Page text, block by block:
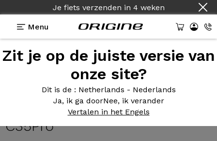
Je fiets verzenden in 4 weken
Menu
Zit je op de juiste versie van
onze site?
Dit is de : Netherlands - Nederlands
Ja, ik ga doorNee, ik verander
Vertalen in het Engels
Getuigenissen>Fraxion GTR - Shimano Dura Ace
Di2 12v - Prymahl Orion C35Pro
Fraxion GTR- Shimano Dura
Ace Di2 12v - Prymahl Orion
C35Pro